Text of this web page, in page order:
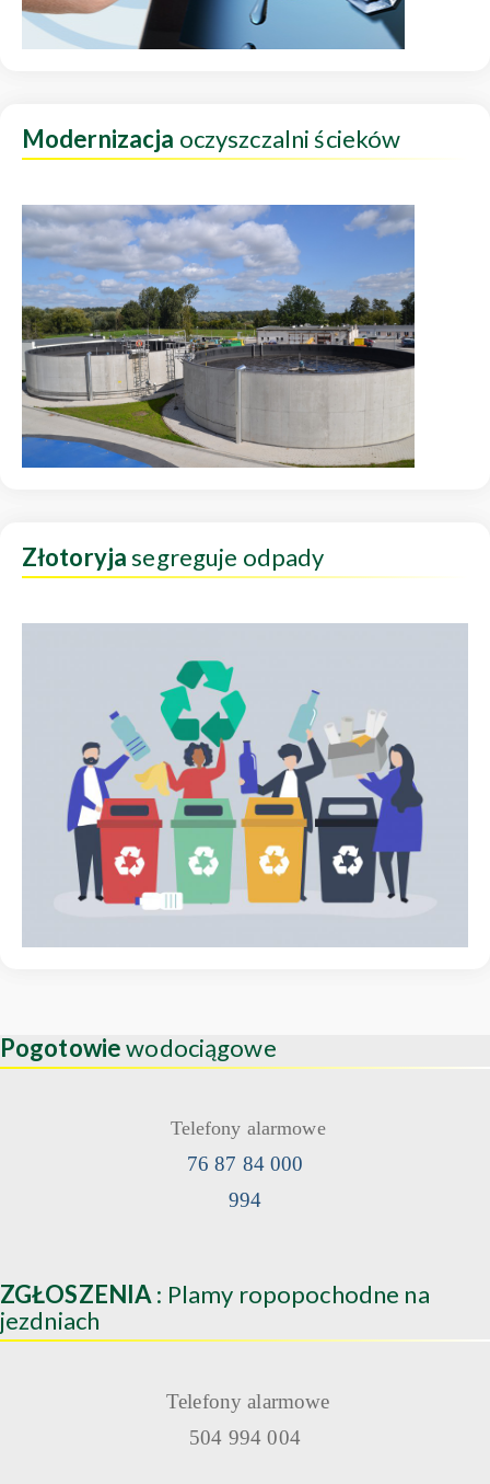
Modernizacja oczyszczalni ścieków
Złotoryjasegreguje odpady
Pogotowiewodociągowe
Telefony alarmowe
76 87 84 000
994
ZGŁOSZENIA : Plamy ropopochodne na
jezdniach
Telefony alarmowe
504 994 004